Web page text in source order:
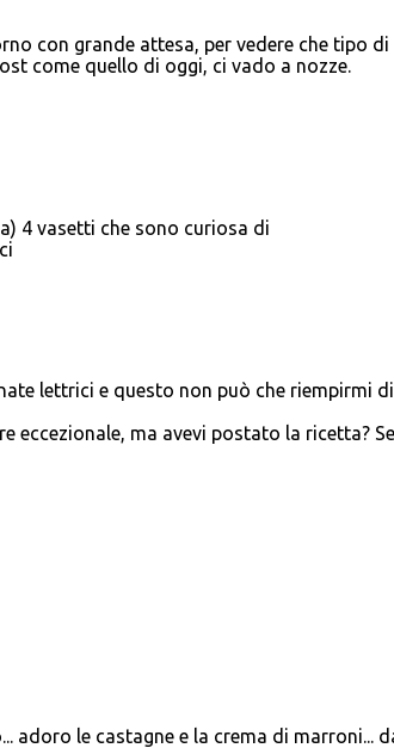
con grande attesa, per vedere che tipo di
come quello di oggi, ci vado a nozze.
4 vasetti che sono curiosa di
lettrici e questo non può che riempirmi di
eccezionale, ma avevi postato la ricetta?
adoro le castagne e la crema di marroni...